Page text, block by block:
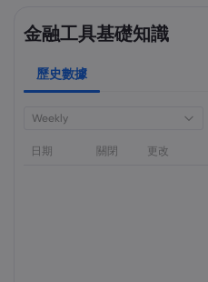
金融工具基礎知識
歷史數據
Weekly
日期 關閉 更改